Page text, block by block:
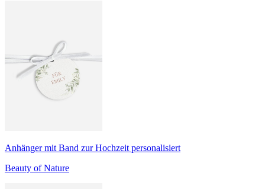
Anhänger mit Band zur Hochzeit personalisiert
Beauty of Nature